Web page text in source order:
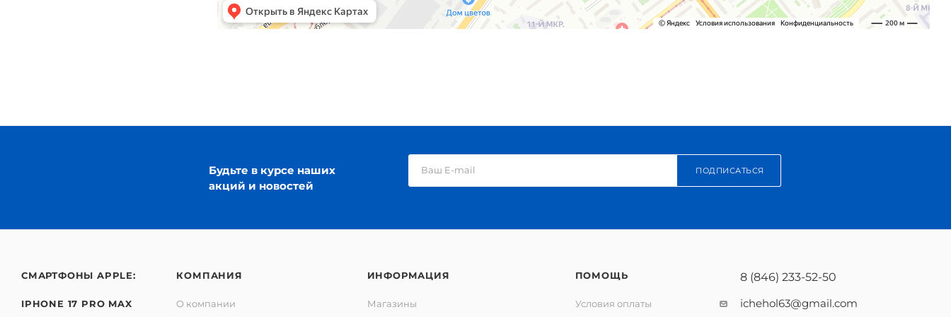
Будьте в курсе наших
акций и новостей
ПОДПИСАТЬСЯ
СМАРТФОНЫ APPLE:
IPHONE 17 PRO MAX
КОМПАНИЯ
О компании
ИНФОРМАЦИЯ
Магазины
ПОМОЩЬ
Условия оплаты
8 (846) 233-52-50
ichehol63@gmail.com